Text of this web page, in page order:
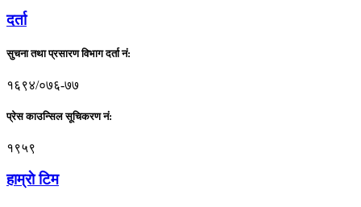
दर्ता
सुचना तथा प्रसारण विभाग दर्ता नं:
१६९४/०७६-७७
प्रेस काउन्सिल सूचिकरण नं:
१९५९
हाम्राे टिम